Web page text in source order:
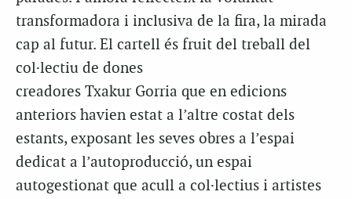
transformadora i inclusiva de la fira, la mirada
cap al futur. El cartell és fruit del treball del
col·lectiu de dones
creadores Txakur Gorria que en edicions
anteriors havien estat a l’altre costat dels
estants, exposant les seves obres a l’espai
dedicat a l’autoproducció, un espai
autogestionat que acull a col·lectius i artistes